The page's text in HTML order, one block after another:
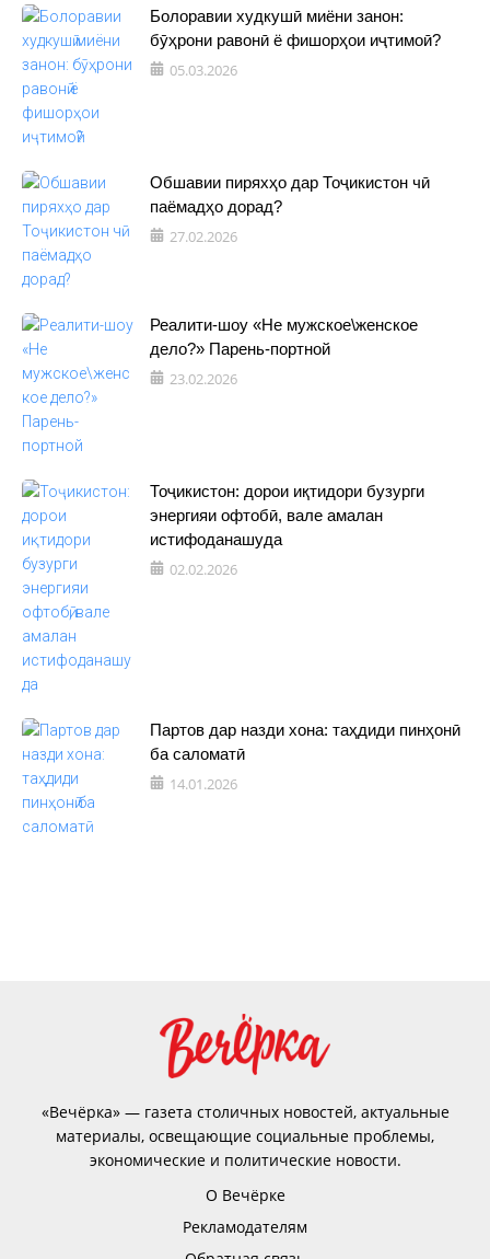
Болоравии худкушӣ миёни занон:
бӯҳрони равонӣ ё фишорҳои иҷтимоӣ?
05.03.2026
Обшавии пиряхҳо дар Тоҷикистон чӣ
паёмадҳо дорад?
27.02.2026
Реалити-шоу «Не мужское\женское
дело?» Парень-портной
23.02.2026
Тоҷикистон: дорои иқтидори бузурги
энергияи офтобӣ, вале амалан
истифоданашуда
02.02.2026
Партов дар назди хона: таҳдиди пинҳонӣ
ба саломатӣ
14.01.2026
«Вечёрка» — газета столичных новостей, актуальные
материалы, освещающие социальные проблемы,
экономические и политические новости.
О Вечёрке
Рекламодателям